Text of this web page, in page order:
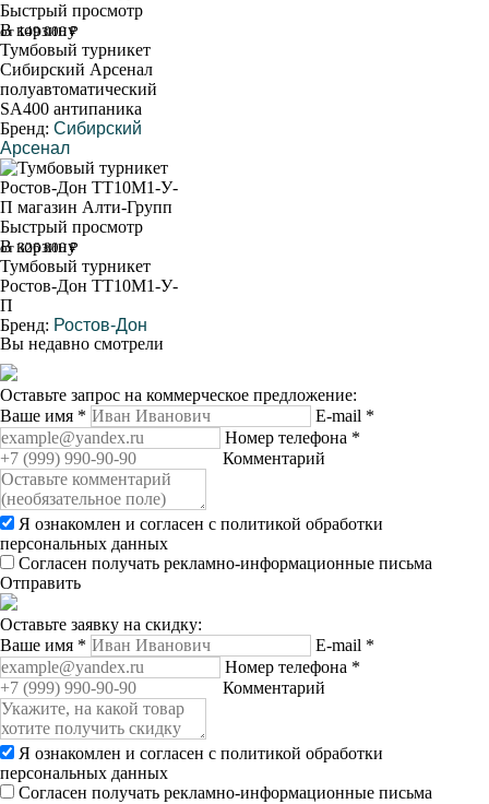
Быстрый просмотр
В корзину
от 149 000 ₽
Тумбовый турникет
Сибирский Арсенал
полуавтоматический
SA400 антипаника
Бренд: Сибирский
Арсенал
Быстрый просмотр
В корзину
от 326 800 ₽
Тумбовый турникет
Ростов-Дон ТТ10М1-У-
П
Бренд: Ростов-Дон
Вы недавно смотрели
Оставьте запрос на коммерческое предложение:
Ваше имя * E-mail *
Номер телефона *
Комментарий
Я ознакомлен и согласен с политикой обработки
персональных данных
Согласен получать рекламно-информационные письма
Отправить
Оставьте заявку на скидку:
Ваше имя * E-mail *
Номер телефона *
Комментарий
Я ознакомлен и согласен с политикой обработки
персональных данных
Согласен получать рекламно-информационные письма